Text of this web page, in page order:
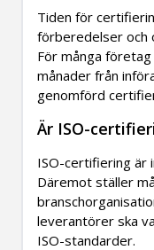
Tiden för
förberedelser och
För många
månader från
genomförd
Är ISO-
ISO-certifiering är
Däremot ställer
leverantörer ska
ISO-standarder.